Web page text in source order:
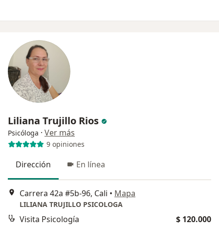
Liliana Trujillo Rios
Psicóloga · Ver más
9 opiniones
Dirección En línea
Carrera 42a #5b-96, Cali • Mapa
LILIANA TRUJILLO PSICOLOGA
Visita Psicología
$ 120.000